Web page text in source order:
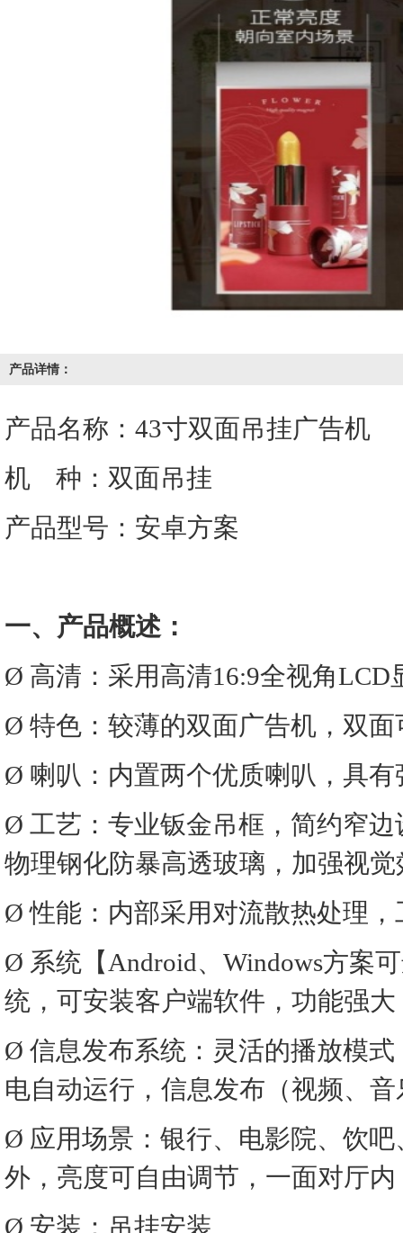
产品详情：
产品名称：43寸双面吊挂广告机
机 种：双面吊挂
产品型号：安卓方案
一、产品概述：
Ø 高清：采用高清16:9全视角LCD
Ø 特色：较薄的双面广告机，双
Ø 喇叭：内置两个优质喇叭，具
Ø 工艺：专业钣金吊框，简约窄
物理钢化防暴高透玻璃，加强视
Ø 性能：内部采用对流散热处理
Ø 系统【Android、Windows方案
统，可安装客户端软件，功能强
Ø 信息发布系统：灵活的播放模
电自动运行，信息发布（视频、
Ø 应用场景：银行、电影院、饮
外，亮度可自由调节，一面对厅
Ø 安装：吊挂安装